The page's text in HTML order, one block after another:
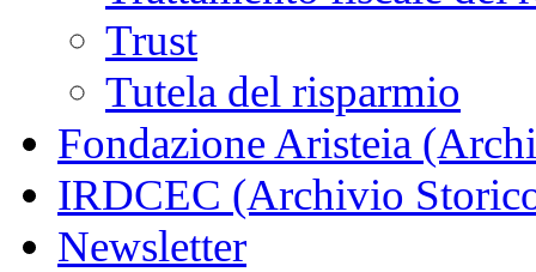
Trust
Tutela del risparmio
Fondazione Aristeia
IRDCEC (Archivio
Newsletter